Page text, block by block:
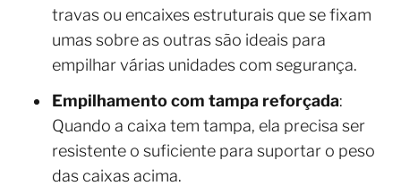
travas ou encaixes estruturais que se fixam
umas sobre as outras são ideais para
empilhar várias unidades com segurança.
Empilhamento com tampa reforçada:
Quando a caixa tem tampa, ela precisa ser
resistente o suficiente para suportar o peso
das caixas acima.